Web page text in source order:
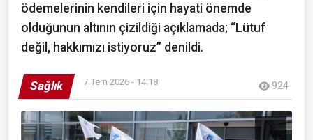
ödemelerinin kendileri için hayati önemde
olduğunun altının çizildiği açıklamada; “Lütuf
değil, hakkımızı istiyoruz” denildi.
Sağlık 7 Tem 2026 - 14:18 924